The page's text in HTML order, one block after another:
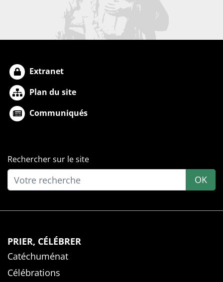
Extranet
Plan du site
Communiqués
Rechercher sur le site
OK
PRIER, CÉLÉBRER
Catéchuménat
Célébrations